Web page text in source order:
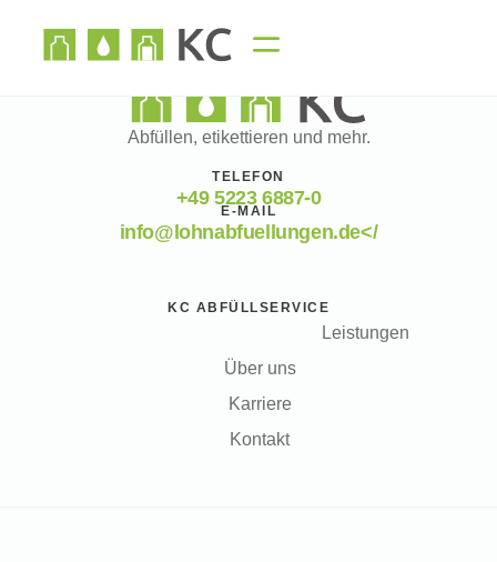
Abfüllen, etikettieren und mehr.
TELEFON
+49 5223 6887-0
E-MAIL
info@lohnabfuellungen.de</
KC ABFÜLLSERVICE
Leistungen
Über uns
Karriere
Kontakt